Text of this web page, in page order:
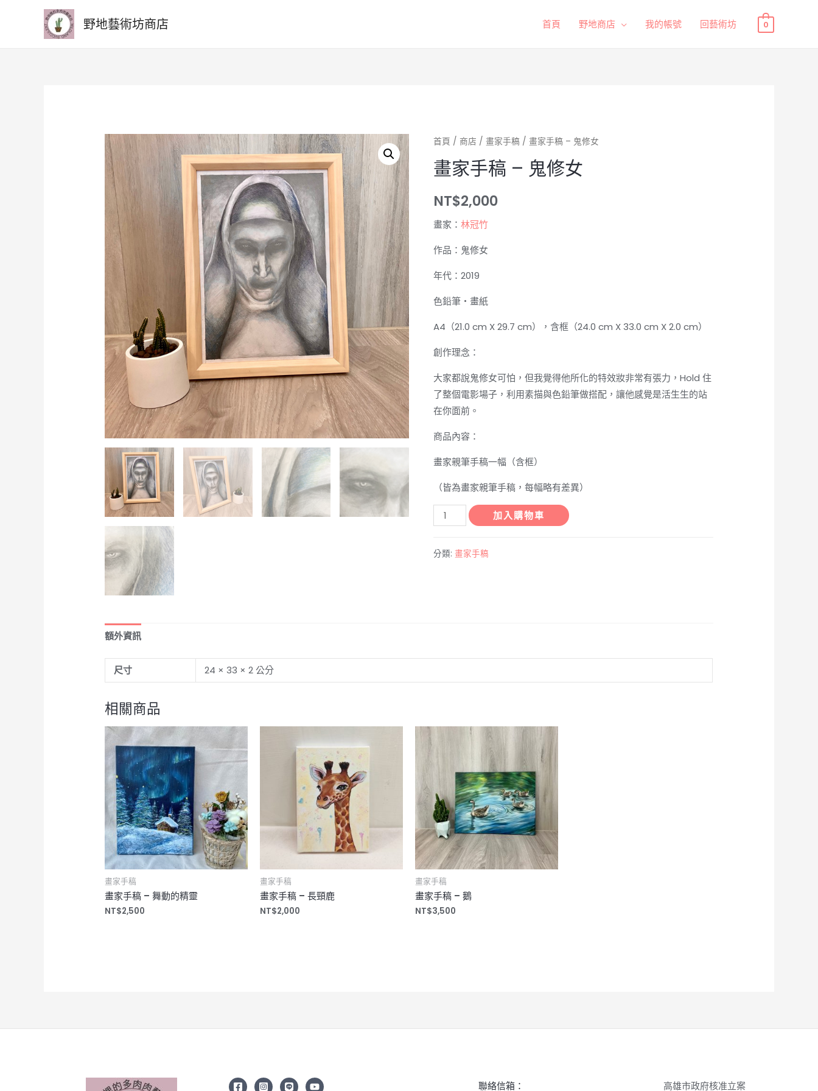
野地藝術坊商店 首頁 野地商店 我的帳號 回藝術坊 0
首頁 / 商店 / 畫家手稿 / 畫家手稿 – 鬼修女
畫家手稿 – 鬼修女
NT$2,000
畫家： 林冠竹
作品：鬼修女
年代：2019
色鉛筆・畫紙
A4（21.0 cm X 29.7 cm），含框（24.0 cm X 33.0 cm X 2.0 cm）
創作理念：
大家都說鬼修女可怕，但我覺得他所化的特效妝非常有張力，Hold 住
了整個電影場子，利用素描與色鉛筆做搭配，讓他感覺是活生生的站
在你面前。
商品內容：
畫家親筆手稿一幅（含框）
（皆為畫家親筆手稿，每幅略有差異）
家
稿
量
加入購物車
分類: 畫家手稿
額外資訊
尺寸 24 × 33 × 2 公分
相關商品
畫家手稿
畫家手稿 – 舞動的精靈
NT$2,500
畫家手稿
畫家手稿 – 長頸鹿
NT$2,000
畫家手稿
畫家手稿 – 鵝
NT$3,500
聯絡信箱： 高雄市政府核准立案